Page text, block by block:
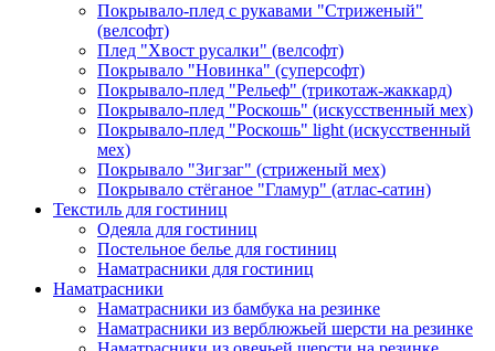
Покрывало-плед с рукавами "Стриженый"
(велсофт)
Плед "Хвост русалки" (велсофт)
Покрывало "Новинка" (суперсофт)
Покрывало-плед "Рельеф" (трикотаж-жаккард)
Покрывало-плед "Роскошь" (искусственный мех)
Покрывало-плед "Роскошь" light (искусственный
мех)
Покрывало "Зигзаг" (стриженый мех)
Покрывало стёганое "Гламур" (атлас-сатин)
Текстиль для гостиниц
Одеяла для гостиниц
Постельное белье для гостиниц
Наматрасники для гостиниц
Наматрасники
Наматрасники из бамбука на резинке
Наматрасники из верблюжьей шерсти на резинке